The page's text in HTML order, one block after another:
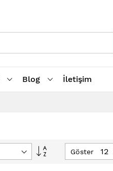
Blog İletişim
BüyüktenGöster